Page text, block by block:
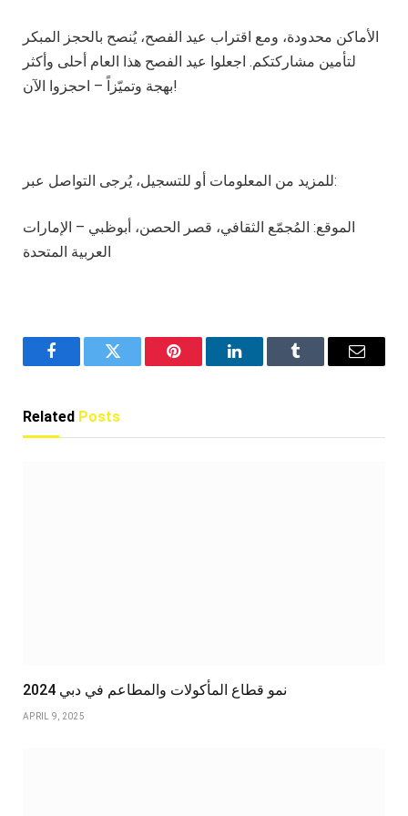
الأماكن محدودة، ومع اقتراب عيد الفصح، يُنصح بالحجز المبكر
لتأمين مشاركتكم. اجعلوا عيد الفصح هذا العام أحلى وأكثر
بهجة وتميّزاً – احجزوا الآن!
للمزيد من المعلومات أو للتسجيل، يُرجى التواصل عبر:
الموقع: المُجمّع الثقافي، قصر الحصن، أبوظبي – الإمارات
العربية المتحدة
FacebookTwitter Pinterest LinkedInTumblr Email
Related Posts
نمو قطاع المأكولات والمطاعم في دبي 2024
APRIL 9, 2025